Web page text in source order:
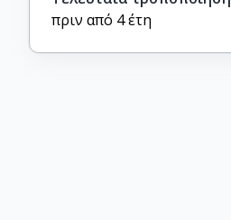
πριν από 4 έτη